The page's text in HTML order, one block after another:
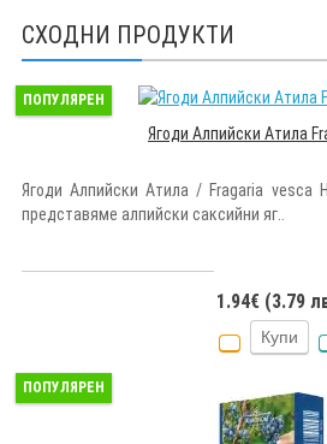
СХОДНИ ПРОДУКТИ
ПОПУЛЯРЕН
Ягоди Алпийски Атила
Ягоди Алпийски Атила / Fragaria vesca
представяме алпийски саксийни яг..
1.94€ (3.79
Купи
ПОПУЛЯРЕН